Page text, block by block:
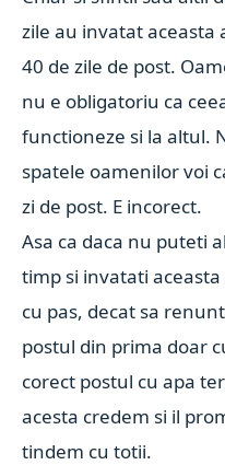
zile au invatat aceasta
40 de zile de post.
nu e obligatoriu ca
functioneze si la altul.
spatele oamenilor voi
zi de post. E incorect.
Asa ca daca nu puteti
timp si invatati
cu pas, decat sa
postul din prima doar
corect postul cu apa
acesta credem si il
tindem cu totii.